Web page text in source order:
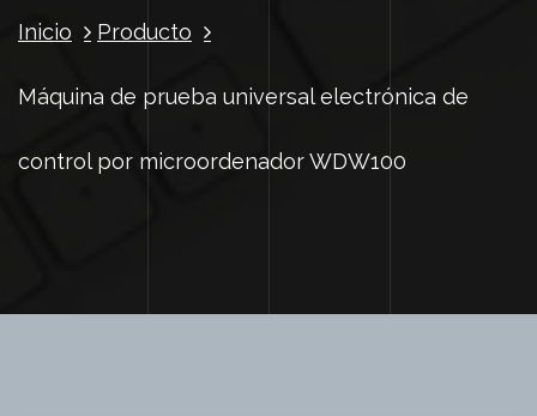
Inicio Producto
Máquina de prueba universal electrónica de
control por microordenador WDW100